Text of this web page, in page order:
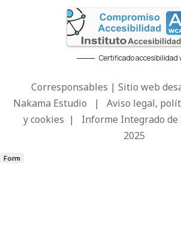
Certificado accesibilidad
Corresponsables | Sitio web
Nakama Estudio | Aviso legal,
y cookies | Informe Integrado
2025
Form